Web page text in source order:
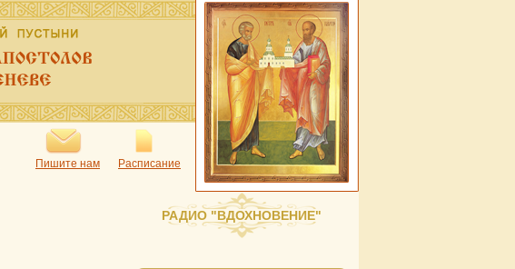
Пишите нам Расписание
РАДИО "ВДОХНОВЕНИЕ"